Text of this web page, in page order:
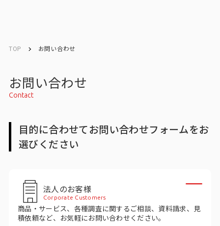
インテージの強み
会社情報トップ
会社概要・所在地
TOP お問い合わせ
お問い合わせ
Contact
目的に合わせてお問い合わせフォームをお
選びください
法人のお客様
Corporate Customers
商品・サービス、各種調査に関するご相談、資料請求、見
積依頼など、お気軽にお問い合わせください。